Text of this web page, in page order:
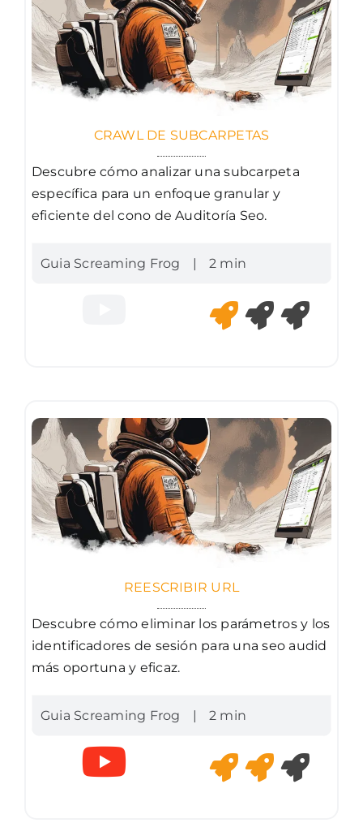
CRAWL DE SUBCARPETAS
Descubre cómo analizar una subcarpeta
específica para un enfoque granular y
eficiente del cono de Auditoría Seo.
Guia Screaming Frog | 2 min
REESCRIBIR URL
Descubre cómo eliminar los parámetros y los
identificadores de sesión para una seo audid
más oportuna y eficaz.
Guia Screaming Frog | 2 min